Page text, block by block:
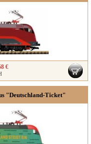
€
"Deutschland-Ticket"